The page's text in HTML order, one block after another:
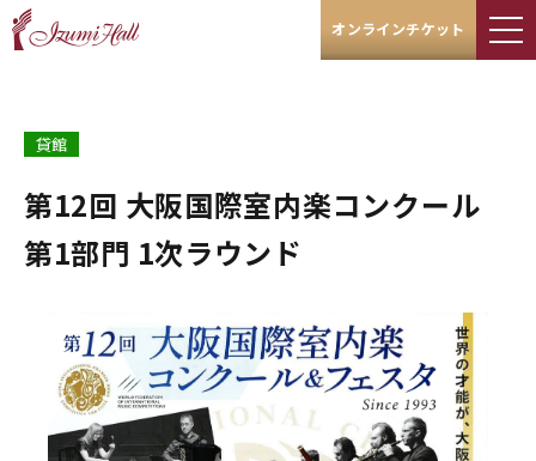
オンラインチケット
貸館
第12回 大阪国際室内楽コンクール
第1部門 1次ラウンド